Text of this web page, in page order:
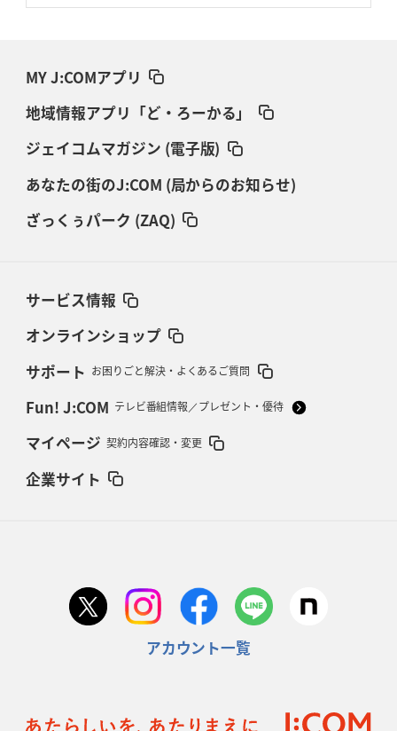
MY J:COMアプリ
地域情報アプリ「ど・ろーかる」
ジェイコムマガジン (電子版)
あなたの街のJ:COM (局からのお知らせ)
ざっくぅパーク (ZAQ)
サービス情報
オンラインショップ
サポート お困りごと解決・よくあるご質問
Fun! J:COM テレビ番組情報／プレゼント・優待
マイページ 契約内容確認・変更
企業サイト
アカウント一覧